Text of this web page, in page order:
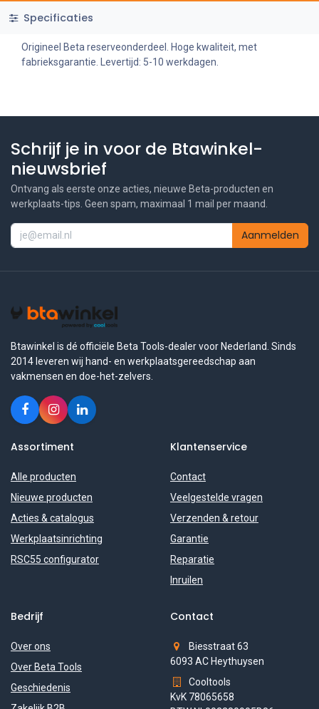
Specificaties
Origineel Beta reserveonderdeel. Hoge kwaliteit, met
fabrieksgarantie. Levertijd: 5-10 werkdagen.
Schrijf je in voor de Btawinkel-
nieuwsbrief
Ontvang als eerste onze acties, nieuwe Beta-producten en
werkplaats-tips. Geen spam, maximaal 1 mail per maand.
Aanmelden
Btawinkel is dé officiële Beta Tools-dealer voor Nederland. Sinds
2014 leveren wij hand- en werkplaatsgereedschap aan
vakmensen en doe-het-zelvers.
Assortiment
Alle producten
Nieuwe producten
Acties & catalogus
Werkplaatsinrichting
RSC55 configurator
Klantenservice
Contact
Veelgestelde vragen
Verzenden & retour
Garantie
Reparatie
Inruilen
Bedrijf
Over ons
Over Beta Tools
Geschiedenis
Contact
Biesstraat 63
6093 AC Heythuysen
Cooltools
KvK 78065658